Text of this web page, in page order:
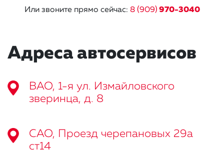
Или звоните прямо сейчас: 8 (909) 970-3040
Адреса автосервисов
ВАО, 1-я ул. Измайловского
зверинца, д. 8
САО, Проезд черепановых 29а
ст14